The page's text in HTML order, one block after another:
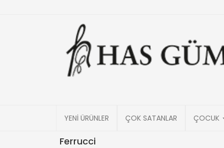
YENİ ÜRÜNLER ÇOK SATANLAR ÇOCUK
Ferrucci